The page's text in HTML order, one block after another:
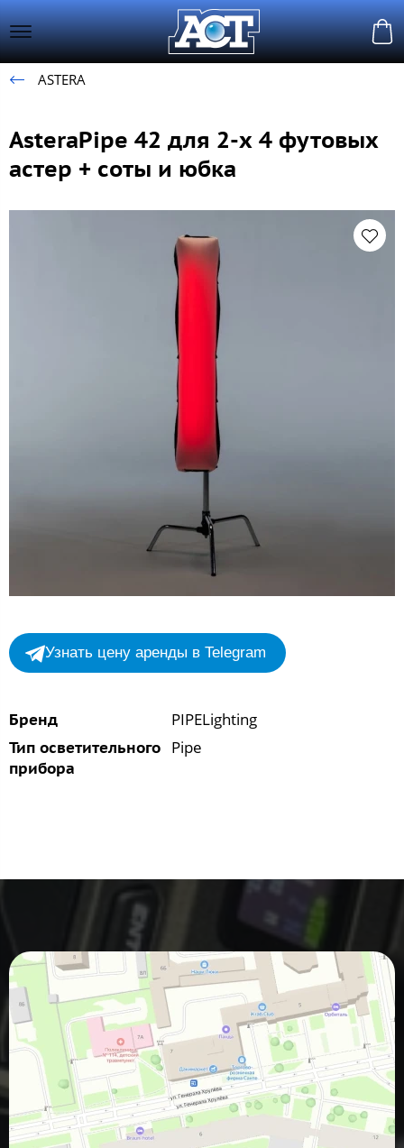
ASTERA
AsteraPipe 42 для 2-х 4 футовых
астер + соты и юбка
Узнать цену аренды в Telegram
Бренд PIPELighting
Тип осветительного
прибора
Pipe